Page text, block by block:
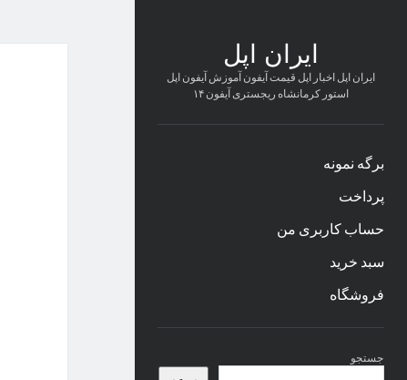
ایران اپل
ایران اپل اخبار اپل قیمت آیفون آموزش آیفون اپل
استور کرمانشاه ریجستری آیفون ۱۴
برگه نمونه
پرداخت
حساب کاربری من
سبد خرید
فروشگاه
جستجو